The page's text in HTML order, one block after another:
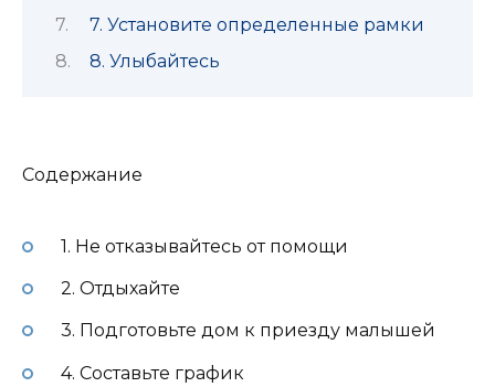
7. Установите определенные рамки
8. Улыбайтесь
Содержание
1. Не отказывайтесь от помощи
2. Отдыхайте
3. Подготовьте дом к приезду малышей
4. Составьте график